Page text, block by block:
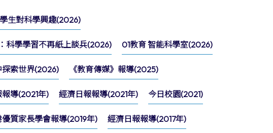
生對科學興趣(2026)
科學學習不再紙上談兵(2026) 01教育 智能科學室(2026)
探索世界(2026) 《教育傳媒》報導(2025)
報導(2021年) 經濟日報報導(2021年) 今日校園(2021)
質家長學會報導(2019年) 經濟日報報導(2017年)